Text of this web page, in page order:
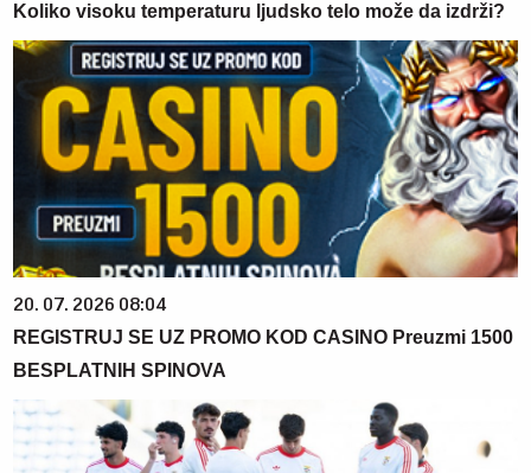
Koliko visoku temperaturu ljudsko telo može da izdrži?
20. 07. 2026 08:04
REGISTRUJ SE UZ PROMO KOD CASINO Preuzmi 1500
BESPLATNIH SPINOVA